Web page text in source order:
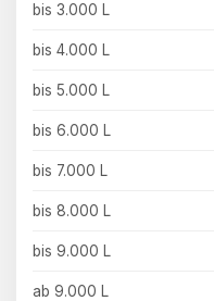
bis 3.000 L
bis 4.000 L
bis 5.000 L
bis 6.000 L
bis 7.000 L
bis 8.000 L
bis 9.000 L
ab 9.000 L